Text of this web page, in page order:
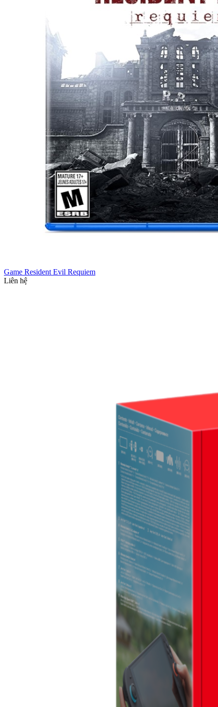
Game Resident Evil Requiem
Liên hệ